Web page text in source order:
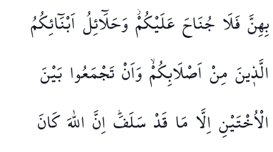
بِهِنَّفَلَا جُنَاحَ عَلَيْكُمْۘوَحَلَٓائِلُاَبْنَٓائِكُمُ
الَّذ۪ينَ مِنْاَصْلَابِكُمْۙوَاَنْتَجْمَعُوا بَيْنَ
الْاُخْتَيْنِاِلَّا مَا قَدْ سَلَفَۜاِنَّ اللّٰهَكَانَ